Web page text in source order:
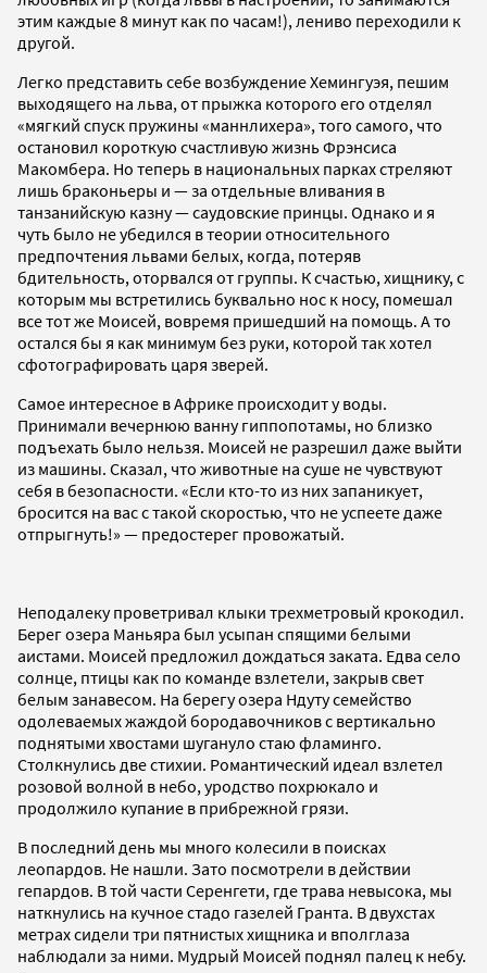
этим каждые 8 минут как по часам!), лениво переходили к
другой.
Легко представить себе возбуждение Хемингуэя, пешим
выходящего на льва, от прыжка которого его отделял
«мягкий спуск пружины «маннлихера», того самого, что
остановил короткую счастливую жизнь Фрэнсиса
Макомбера. Но теперь в национальных парках стреляют
лишь браконьеры и — за отдельные вливания в
танзанийскую казну — саудовские принцы. Однако и я
чуть было не убедился в теории относительного
предпочтения львами белых, когда, потеряв
бдительность, оторвался от группы. К счастью, хищнику, с
которым мы встретились буквально нос к носу, помешал
все тот же Моисей, вовремя пришедший на помощь. А то
остался бы я как минимум без руки, которой так хотел
сфотографировать царя зверей.
Самое интересное в Африке происходит у воды.
Принимали вечернюю ванну гиппопотамы, но близко
подъехать было нельзя. Моисей не разрешил даже выйти
из машины. Сказал, что животные на суше не чувствуют
себя в безопасности. «Если кто-то из них запаникует,
бросится на вас с такой скоростью, что не успеете даже
отпрыгнуть!» — предостерег провожатый.
Неподалеку проветривал клыки трехметровый крокодил.
Берег озера Маньяра был усыпан спящими белыми
аистами. Моисей предложил дождаться заката. Едва село
солнце, птицы как по команде взлетели, закрыв свет
белым занавесом. На берегу озера Ндуту семейство
одолеваемых жаждой бородавочников с вертикально
поднятыми хвостами шугануло стаю фламинго.
Столкнулись две стихии. Романтический идеал взлетел
розовой волной в небо, уродство похрюкало и
продолжило купание в прибрежной грязи.
В последний день мы много колесили в поисках
леопардов. Не нашли. Зато посмотрели в действии
гепардов. В той части Серенгети, где трава невысока, мы
наткнулись на кучное стадо газелей Гранта. В двухстах
метрах сидели три пятнистых хищника и вполглаза
наблюдали за ними. Мудрый Моисей поднял палец к небу.